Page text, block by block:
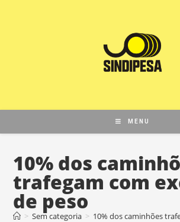
MENU
10% dos
trafegam com
de peso
> Sem categoria > 10% dos caminhões